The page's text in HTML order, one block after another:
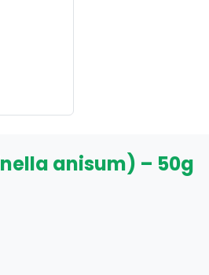
anisum) – 50g